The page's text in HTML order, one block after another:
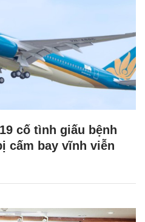
cố tình giấu bệnh
cấm bay vĩnh viễn